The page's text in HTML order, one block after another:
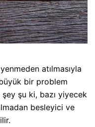
atılmasıyla
bir problem
şu ki, bazı yiyecek
besleyici ve